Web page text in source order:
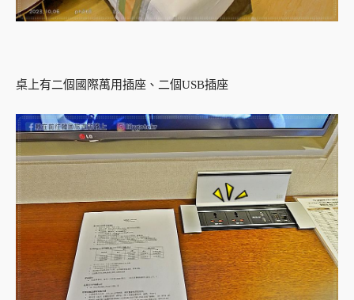
桌上有二個國際萬用插座、二個USB插座